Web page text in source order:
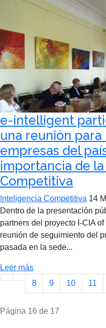
e-intelligent
una reunión
empresas del
importancia de
Competitiva
Inteligencia Competitiva 14
Dentro de la presentación
partners del proyecto I-CIA
reunión de seguimiento del
pasada en la sede...
Leer más
8
9 10 11
Página 16 de 17